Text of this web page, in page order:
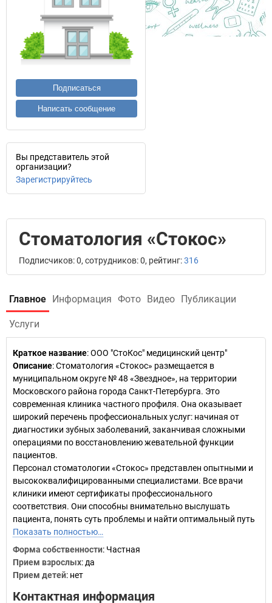
Подписаться
Написать сообщение
Вы представитель этой
организации?
Зарегистрируйтесь
Стоматология «Стокос»
Подписчиков: 0, сотрудников: 0, рейтинг:316
Главное Информация Фото Видео Публикации
Услуги
Краткое название:ООО "СтоКос" медицинский центр"
Описание: Стоматология «Стокос» размещается в
муниципальном округе № 48 «Звездное», на территории
Московского района города Санкт-Петербурга. Это
современная клиника частного профиля. Она оказывает
широкий перечень профессиональных услуг: начиная от
диагностики зубных заболеваний, заканчивая сложными
операциями по восстановлению жевательной функции
пациентов.
Персонал стоматологии «Стокос» представлен опытными и
высококвалифицированными специалистами. Все врачи
клиники имеют сертификаты профессионального
соответствия. Они способны внимательно выслушать
пациента, понять суть проблемы и найти оптимальный путь
Показать полностью…
Форма собственности: Частная
Прием взрослых: да
Прием детей: нет
Контактная информация